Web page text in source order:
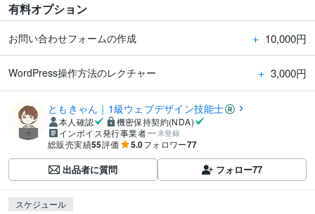
有料オプション
お問い合わせフォームの作成 ＋ 10,000円
WordPress操作方法のレクチャー ＋ 3,000円
ともきゃん｜1級ウェブデザイン技能士
本人確認
機密保持契約(NDA)
インボイス発行事業者
未登録
総販売実績55評価 5.0フォロワー77
出品者に質問 フォロー77
スケジュール